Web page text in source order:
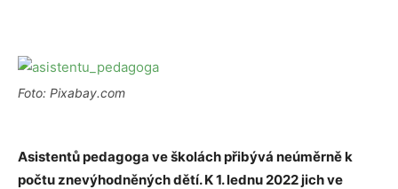
Foto: Pixabay.com
Asistentů pedagoga ve školách přibývá neúměrně k
počtu znevýhodněných dětí. K 1. lednu 2022 jich ve